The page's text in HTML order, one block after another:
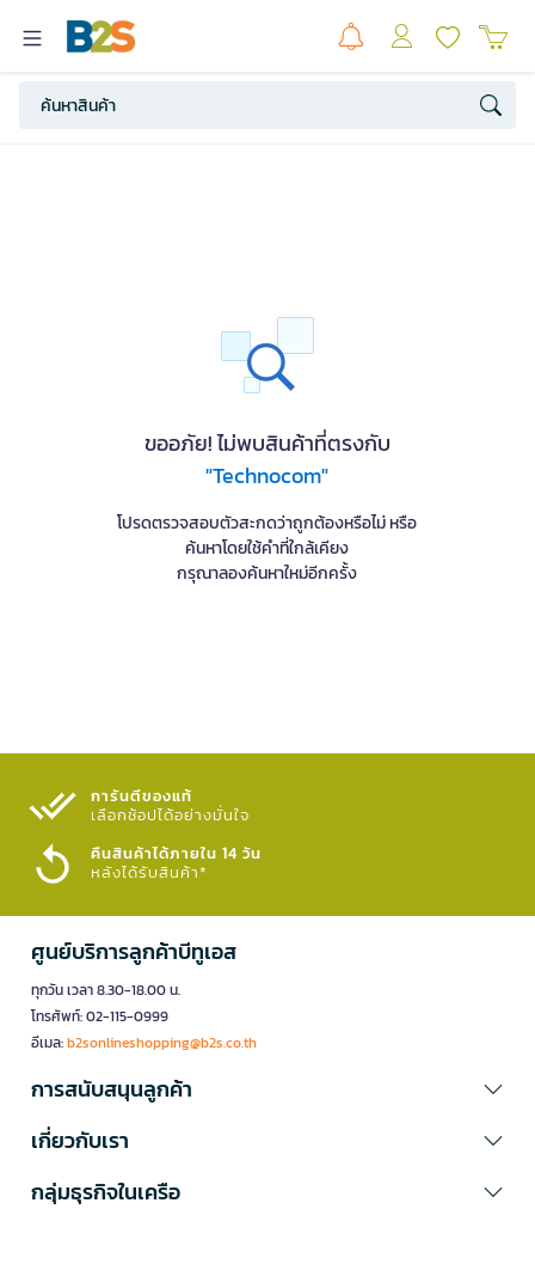
ขออภัย! ไม่พบสินค้าที่ตรงกับ
"Technocom"
โปรดตรวจสอบตัวสะกดว่าถูกต้องหรือไม่ หรือ
ค้นหาโดยใช้คำที่ใกล้เคียง
กรุณาลองค้นหาใหม่อีกครั้ง
การันตีของแท้
เลือกช้อปได้อย่างมั่นใจ​
คืนสินค้าได้ภายใน 14 วัน
หลังได้รับสินค้า*
ศูนย์บริการลูกค้าบีทูเอส
ทุกวัน เวลา 8.30-18.00 น.
โทรศัพท์: 02-115-0999
อีเมล:b2sonlineshopping@b2s.co.th
การสนับสนุนลูกค้า
เกี่ยวกับเรา
กลุ่มธุรกิจในเครือ